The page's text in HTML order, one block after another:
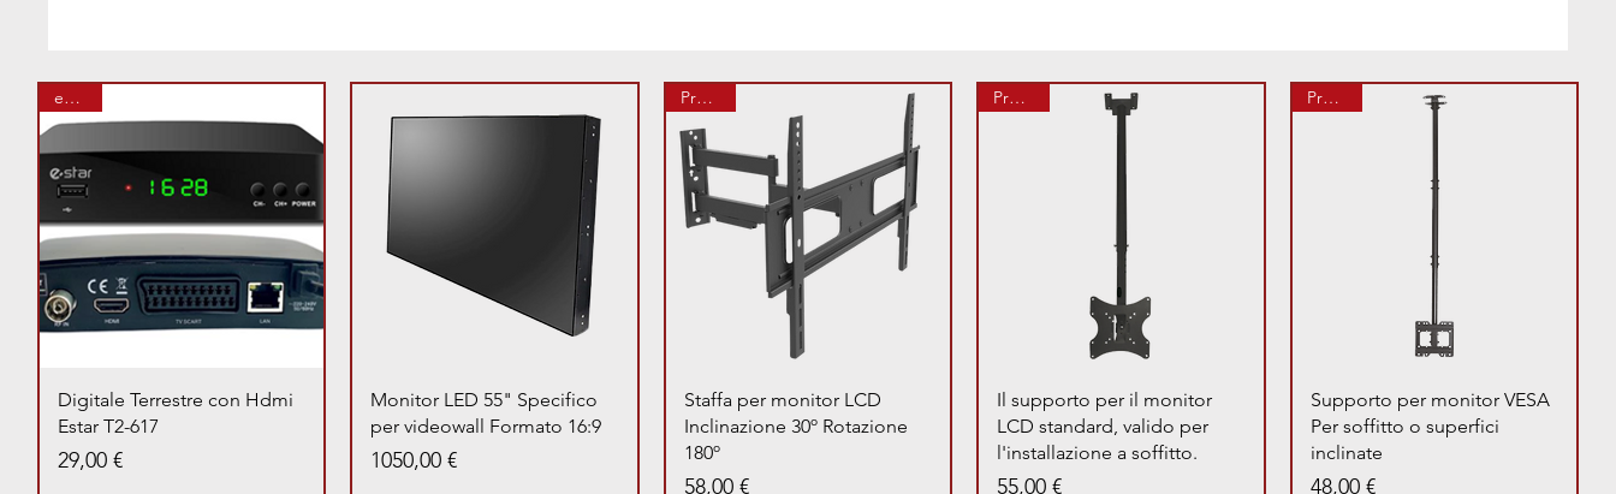
Vista rapida
eSTAR
Digitale Terrestre con Hdmi
Estar T2-617
Prezzo
29,00 €
Vista rapida
Monitor LED 55" Specifico
per videowall Formato 16:9
Prezzo
1050,00 €
Vista rapida
Prenota
Staffa per monitor LCD
Inclinazione 30º Rotazione
180º
Prezzo
58,00 €
Vista rapida
Prenota
Il supporto per il monitor
LCD standard, valido per
l'installazione a soffitto.
Prezzo
55,00 €
Vista rapida
Prenota
Supporto per monitor VESA
Per soffitto o superfici
inclinate
Prezzo
48,00 €